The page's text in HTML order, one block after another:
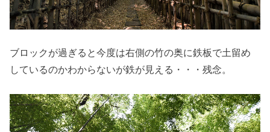
ブロックが過ぎると今度は右側の竹の奥に鉄板で土留め
しているのかわからないが鉄が見える・・・残念。